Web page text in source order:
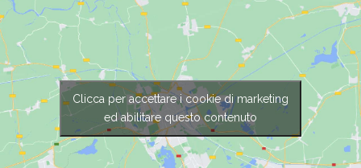
Clicca per accettare i cookie di marketing
ed abilitare questo contenuto